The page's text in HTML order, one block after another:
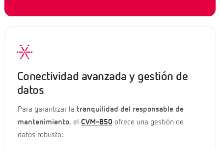
Conectividad avanzada y gestión de
datos
Para garantizar la tranquilidad del responsable de
mantenimiento, el CVM-B50 ofrece una gestión de
datos robusta: